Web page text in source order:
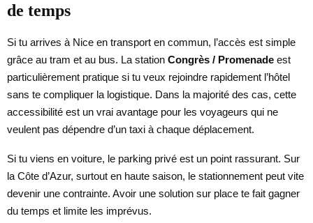
de temps
Si tu arrives à Nice en transport en commun, l’accès est simple
grâce au tram et au bus. La station Congrès / Promenade est
particulièrement pratique si tu veux rejoindre rapidement l’hôtel
sans te compliquer la logistique. Dans la majorité des cas, cette
accessibilité est un vrai avantage pour les voyageurs qui ne
veulent pas dépendre d’un taxi à chaque déplacement.
Si tu viens en voiture, le parking privé est un point rassurant. Sur
la Côte d’Azur, surtout en haute saison, le stationnement peut vite
devenir une contrainte. Avoir une solution sur place te fait gagner
du temps et limite les imprévus.